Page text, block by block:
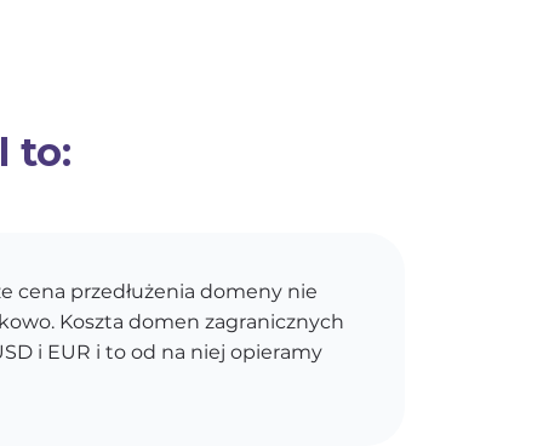
to:
cena przedłużenia domeny nie
Koszta domen zagranicznych
i EUR i to od na niej opieramy